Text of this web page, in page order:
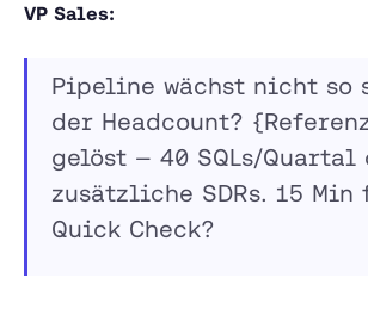
VP Sales:
Pipeline wächst nicht so
der Headcount?
gelöst — 40 SQLs/Quartal
zusätzliche SDRs. 15
Quick Check?